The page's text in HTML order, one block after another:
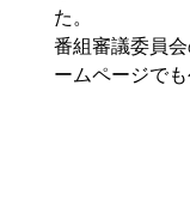
た。
番組審議委員
ームページでも